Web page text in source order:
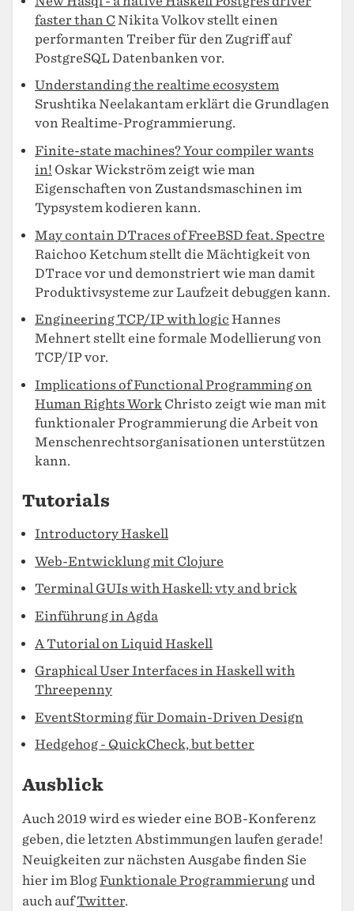
faster than C Nikita Volkov stellt einen
performanten Treiber für den Zugriff auf
PostgreSQL Datenbanken vor.
Understanding the realtime ecosystem
Srushtika Neelakantam erklärt die Grundlagen
von Realtime-Programmierung.
Finite-state machines? Your compiler wants
in! Oskar Wickström zeigt wie man
Eigenschaften von Zustandsmaschinen im
Typsystem kodieren kann.
May contain DTraces of FreeBSD feat. Spectre
Raichoo Ketchum stellt die Mächtigkeit von
DTrace vor und demonstriert wie man damit
Produktivsysteme zur Laufzeit debuggen kann.
Engineering TCP/IP with logic Hannes
Mehnert stellt eine formale Modellierung von
TCP/IP vor.
Implications of Functional Programming on
Human Rights Work Christo zeigt wie man mit
funktionaler Programmierung die Arbeit von
Menschenrechtsorganisationen unterstützen
kann.
Tutorials
Introductory Haskell
Web-Entwicklung mit Clojure
Terminal GUIs with Haskell: vty and brick
Einführung in Agda
A Tutorial on Liquid Haskell
Graphical User Interfaces in Haskell with
Threepenny
EventStorming für Domain-Driven Design
Hedgehog - QuickCheck, but better
Ausblick
Auch 2019 wird es wieder eine BOB-Konferenz
geben, die letzten Abstimmungen laufen gerade!
Neuigkeiten zur nächsten Ausgabe finden Sie
hier im BlogFunktionale Programmierungund
auch aufTwitter.